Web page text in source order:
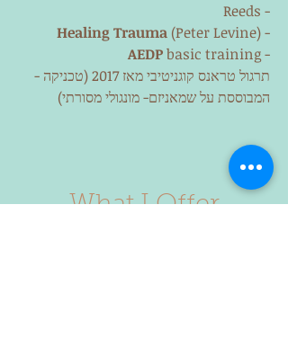
Reeds -
Healing Trauma (Peter Levine) -
AEDPbasic training -
- תרגול טראנס קוגניטיבי מאז 2017 (טכניקה
המבוססת על שמאניזם- מונגולי מסורתי)
What I Offer